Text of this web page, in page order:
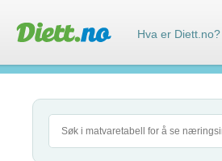
Hva er Diett.no?